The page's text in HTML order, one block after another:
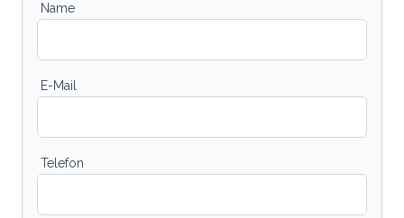
Name
E-Mail
Telefon